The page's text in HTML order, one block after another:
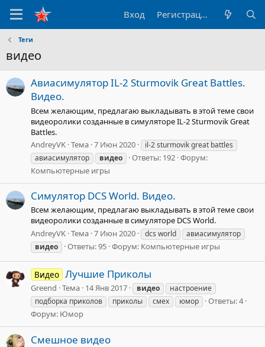
Вход Регистрация
Теги
видео
Авиасимулятор IL-2 Sturmovik Great Battles.
Видео.
Всем желающим, предлагаю выкладывать в этой теме свои
видеоролики созданные в симуляторе IL-2 Sturmovik Great
Battles.
AndreyVK Тема 7 Июн 2020
il-2 sturmovik great battles
авиасимулятор
видео Ответы: 192 Форум:
Компьютерные игры
Симулятор DCS World. Видео.
Всем желающим, предлагаю выкладывать в этой теме свои
видеоролики созданные в симуляторе DCS World.
AndreyVK Тема 7 Июн 2020 dcs world
авиасимулятор
видео
Ответы: 95 Форум: Компьютерные игры
Видео Лучшие Приколы
Greend Тема 14 Янв 2017 видео
настроение
подборка приколов
приколы смех юмор
Ответы: 4
Форум: Юмор
Смешное видео